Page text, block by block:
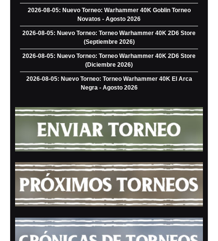
2026-08-05: Nuevo Torneo: Warhammer 40K Goblin Torneo
Novatos - Agosto 2026
2026-08-05: Nuevo Torneo: Torneo Warhammer 40K 2D6 Store
(Septiembre 2026)
2026-08-05: Nuevo Torneo: Torneo Warhammer 40K 2D6 Store
(Diciembre 2026)
2026-08-05: Nuevo Torneo: Torneo Warhammer 40K El Arca
Negra - Agosto 2026